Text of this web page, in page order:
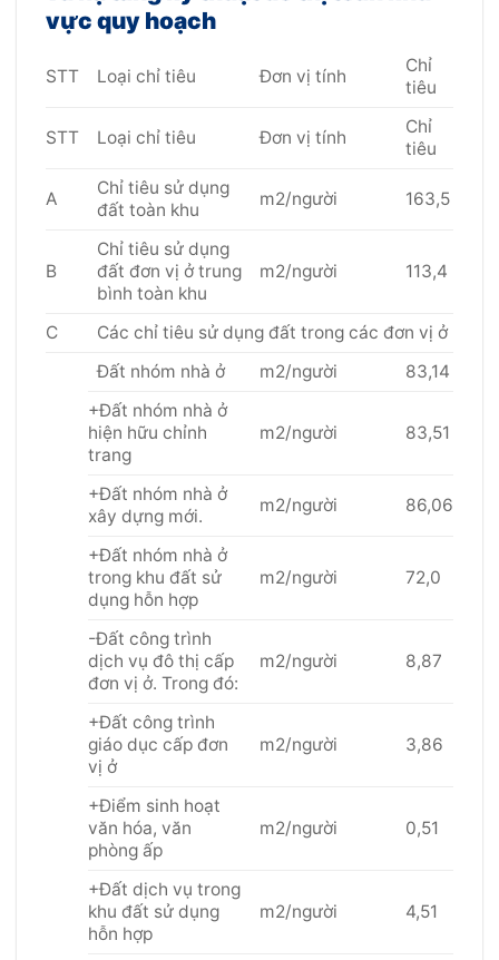
vực quy hoạch
STT Loại chỉ tiêu Đơn vị tính
Chỉ
tiêu
STT Loại chỉ tiêu Đơn vị tính
Chỉ
tiêu
A
Chỉ tiêu sử dụng
đất toàn khu
m2/người 163,5
B
Chỉ tiêu sử dụng
đất đơn vị ở trung
bình toàn khu
m2/người 113,4
C
Các chỉ tiêu sử dụng đất trong các đơn vị ở
Đất nhóm nhà ở
m2/người
83,14
+Đất nhóm nhà ở
hiện hữu chỉnh
trang
m2/người 83,51
+Đất nhóm nhà ở
xây dựng mới.
m2/người 86,06
+Đất nhóm nhà ở
trong khu đất sử
dụng hỗn hợp
m2/người 72,0
-Đất công trình
dịch vụ đô thị cấp
đơn vị ở. Trong đó:
m2/người 8,87
+Đất công trình
giáo dục cấp đơn
vị ở
m2/người 3,86
+Điểm sinh hoạt
văn hóa, văn
phòng ấp
m2/người 0,51
+Đất dịch vụ trong
khu đất sử dụng
hỗn hợp
m2/người 4,51